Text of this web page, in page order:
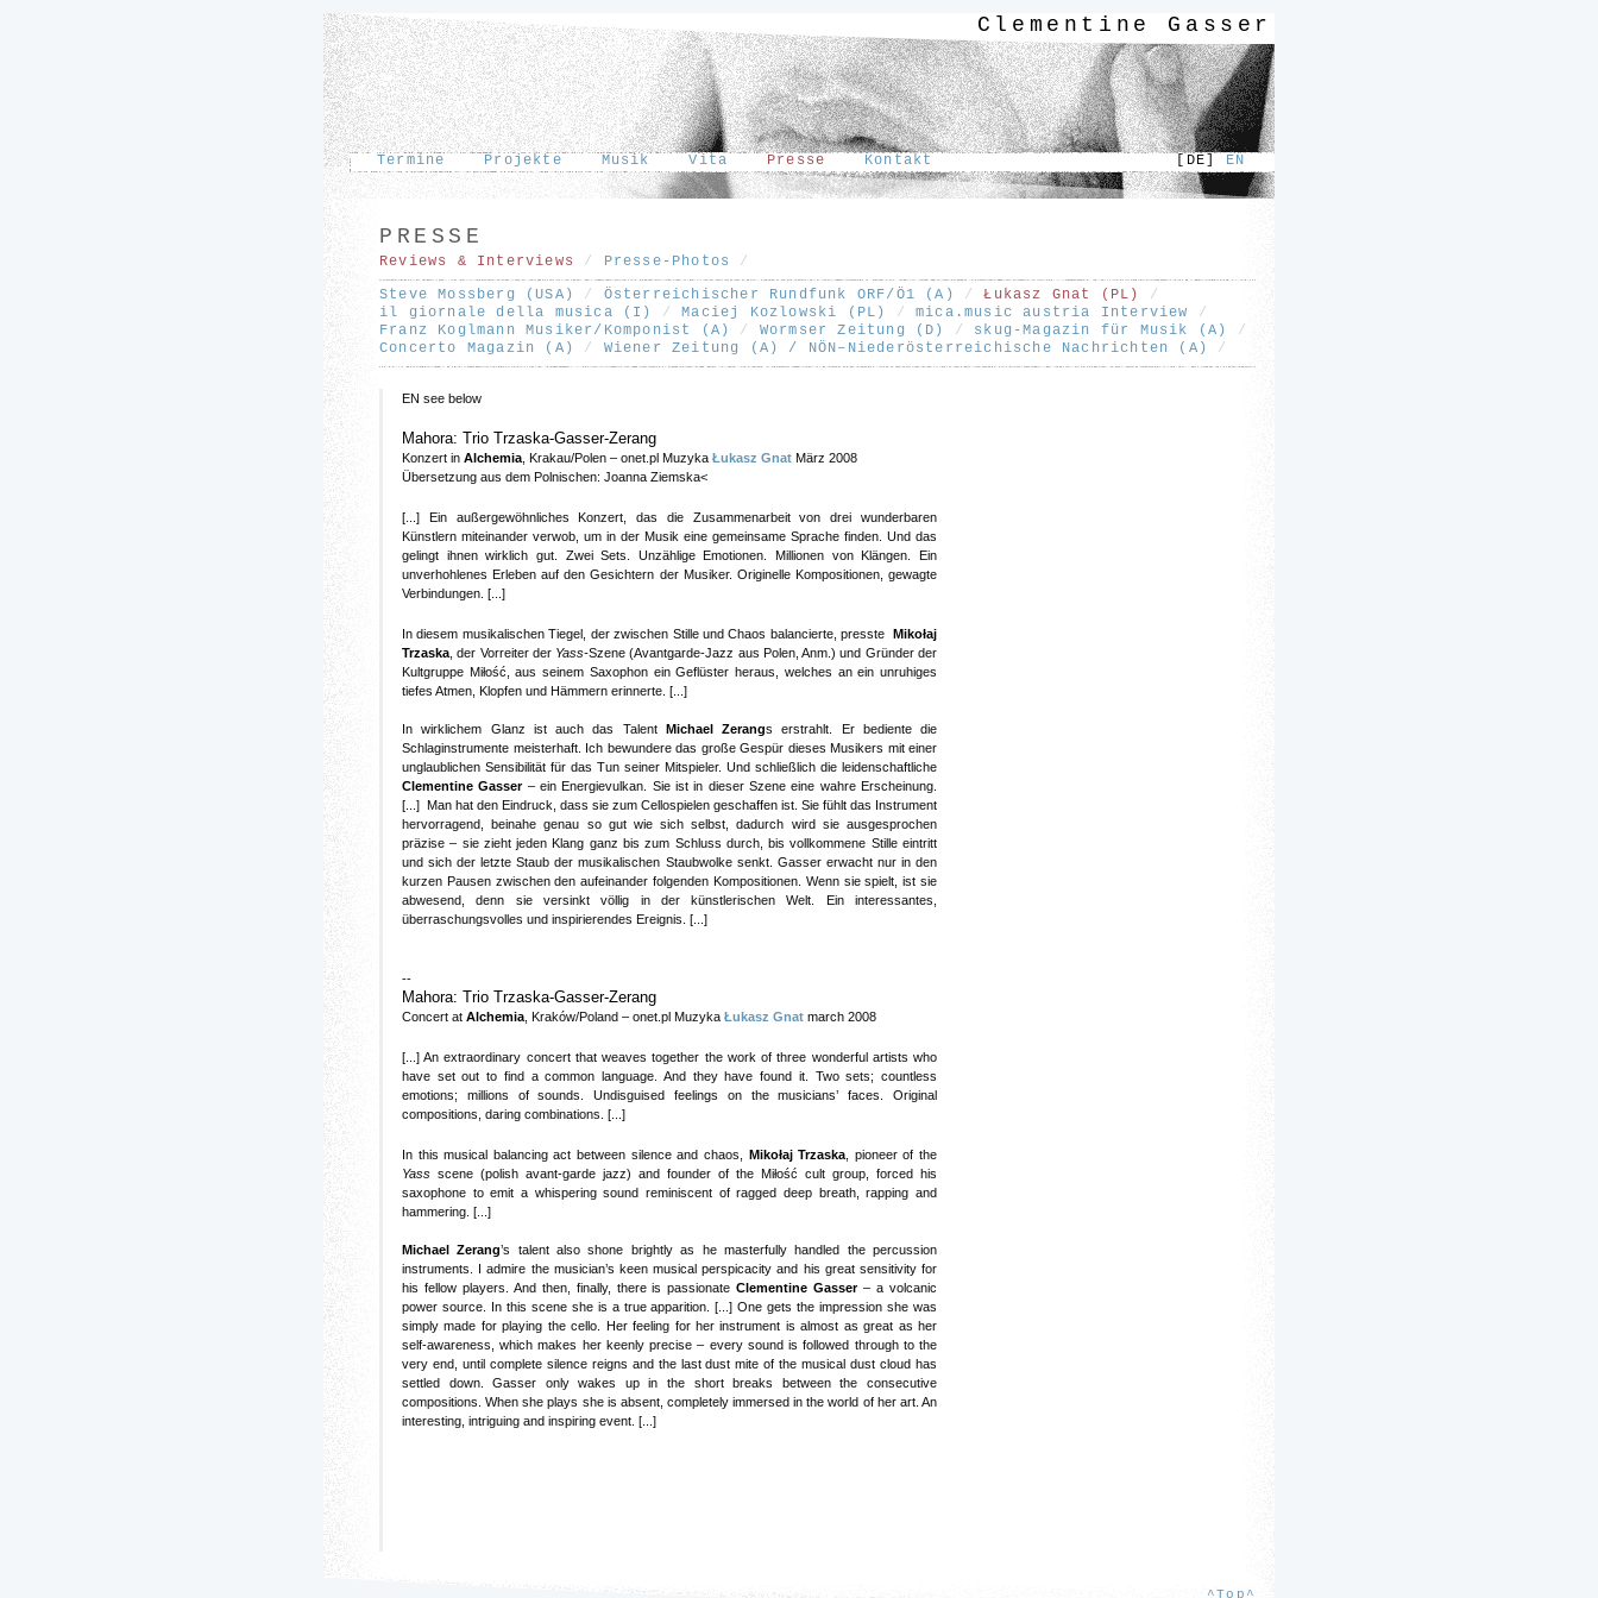
Clementine Gasser
Termine Projekte Musik Vita Presse Kontakt [DE] EN
PRESSE
Reviews & Interviews / Presse-Photos
/
Steve Mossberg (USA)
/ Österreichischer Rundfunk ORF/Ö1 (A) /Łukasz Gnat (PL)
/
il giornale della musica (I)
/Maciej Kozlowski (PL) /mica.music austria Interview
/
Franz Koglmann Musiker/Komponist (A)
/ Wormser Zeitung (D) / skug-Magazin für Musik (A)
/
Concerto Magazin (A)
/ Wiener Zeitung (A) / NÖN–Niederösterreichische Nachrichten (A) /
EN see below
Mahora: Trio Trzaska-Gasser-Zerang
Konzert in Alchemia , Krakau/Polen – onet.pl Muzyka Łukasz Gnat März 2008
Übersetzung aus dem Polnischen: Joanna Ziemska<
[...] Ein außergewöhnliches Konzert, das die Zusammenarbeit von drei wunderbaren
Künstlern miteinander verwob, um in der Musik eine gemeinsame Sprache finden. Und das
gelingt ihnen wirklich gut. Zwei Sets. Unzählige Emotionen. Millionen von Klängen. Ein
unverhohlenes Erleben auf den Gesichtern der Musiker. Originelle Kompositionen, gewagte
Verbindungen. [...]
In diesem musikalischen Tiegel, der zwischen Stille und Chaos balancierte, presste Mikołaj
Trzaska , der Vorreiter der Yass-Szene (Avantgarde-Jazz aus Polen, Anm.) und Gründer der
Kultgruppe Miłość, aus seinem Saxophon ein Geflüster heraus, welches an ein unruhiges
tiefes Atmen, Klopfen und Hämmern erinnerte. [...]
In wirklichem Glanz ist auch das Talent Michael Zerangs erstrahlt. Er bediente die
Schlaginstrumente meisterhaft. Ich bewundere das große Gespür dieses Musikers mit einer
unglaublichen Sensibilität für das Tun seiner Mitspieler. Und schließlich die leidenschaftliche
Clementine Gasser– ein Energievulkan. Sie ist in dieser Szene eine wahre Erscheinung.
[...] Man hat den Eindruck, dass sie zum Cellospielen geschaffen ist. Sie fühlt das Instrument
hervorragend, beinahe genau so gut wie sich selbst, dadurch wird sie ausgesprochen
präzise – sie zieht jeden Klang ganz bis zum Schluss durch, bis vollkommene Stille eintritt
und sich der letzte Staub der musikalischen Staubwolke senkt. Gasser erwacht nur in den
kurzen Pausen zwischen den aufeinander folgenden Kompositionen. Wenn sie spielt, ist sie
abwesend, denn sie versinkt völlig in der künstlerischen Welt. Ein interessantes,
überraschungsvolles und inspirierendes Ereignis. [...]
--
Mahora: Trio Trzaska-Gasser-Zerang
Concert at Alchemia , Kraków/Poland – onet.pl Muzyka Łukasz Gnat march 2008
[...] An extraordinary concert that weaves together the work of three wonderful artists who
have set out to find a common language. And they have found it. Two sets; countless
emotions; millions of sounds. Undisguised feelings on the musicians’ faces. Original
compositions, daring combinations. [...]
In this musical balancing act between silence and chaos, Mikołaj Trzaska , pioneer of the
Yass scene (polish avant-garde jazz) and founder of the Miłość cult group, forced his
saxophone to emit a whispering sound reminiscent of ragged deep breath, rapping and
hammering. [...]
Michael Zerang’s talent also shone brightly as he masterfully handled the percussion
instruments. I admire the musician’s keen musical perspicacity and his great sensitivity for
his fellow players. And then, finally, there is passionateClementine Gasser– a volcanic
power source. In this scene she is a true apparition. [...] One gets the impression she was
simply made for playing the cello. Her feeling for her instrument is almost as great as her
self-awareness, which makes her keenly precise – every sound is followed through to the
very end, until complete silence reigns and the last dust mite of the musical dust cloud has
settled down. Gasser only wakes up in the short breaks between the consecutive
compositions. When she plays she is absent, completely immersed in the world of her art. An
interesting, intriguing and inspiring event. [...]
^Top^